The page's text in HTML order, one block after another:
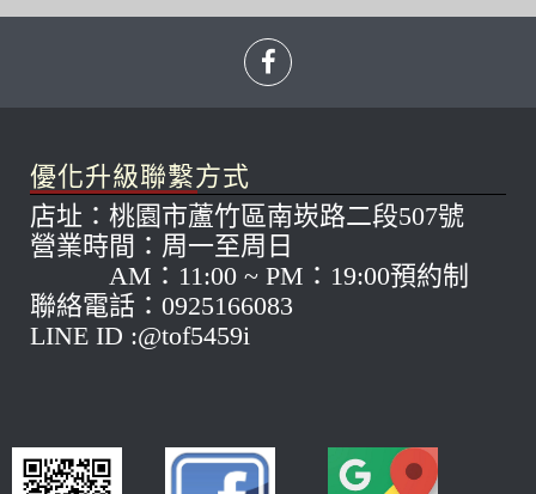
優化升級聯繫方式
店址：桃園市蘆竹區南崁路二段507號
營業時間：周一至周日
AM：11:00 ~ PM：19:00預約制
聯絡電話：0925166083
LINE ID :@tof5459i